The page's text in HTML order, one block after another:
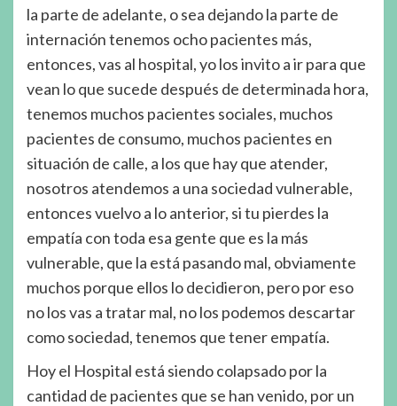
la parte de adelante, o sea dejando la parte de
internación tenemos ocho pacientes más,
entonces, vas al hospital, yo los invito a ir para que
vean lo que sucede después de determinada hora,
tenemos muchos pacientes sociales, muchos
pacientes de consumo, muchos pacientes en
situación de calle, a los que hay que atender,
nosotros atendemos a una sociedad vulnerable,
entonces vuelvo a lo anterior, si tu pierdes la
empatía con toda esa gente que es la más
vulnerable, que la está pasando mal, obviamente
muchos porque ellos lo decidieron, pero por eso
no los vas a tratar mal, no los podemos descartar
como sociedad, tenemos que tener empatía.
Hoy el Hospital está siendo colapsado por la
cantidad de pacientes que se han venido, por un